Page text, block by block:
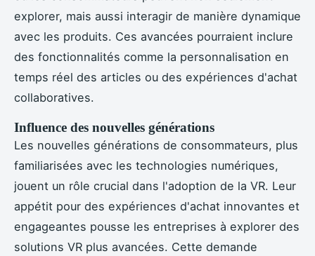
explorer, mais aussi interagir de manière dynamique
avec les produits. Ces avancées pourraient inclure
des fonctionnalités comme la personnalisation en
temps réel des articles ou des expériences d'achat
collaboratives.
Influence des nouvelles générations
Les nouvelles générations de consommateurs, plus
familiarisées avec les technologies numériques,
jouent un rôle crucial dans l'adoption de la VR. Leur
appétit pour des expériences d'achat innovantes et
engageantes pousse les entreprises à explorer des
solutions VR plus avancées. Cette demande